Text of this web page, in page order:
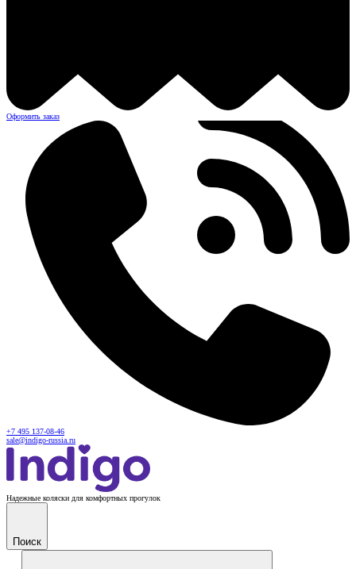
Оформить заказ
+7 495 137-08-46
sale@indigo-russia.ru
Надежные коляски для комфортных прогулок
Поиск